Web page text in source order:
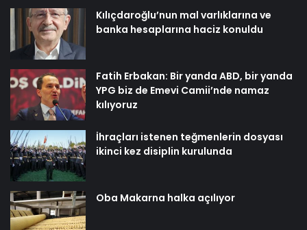
Kılıçdaroğlu’nun mal varlıklarına ve
banka hesaplarına haciz konuldu
Fatih Erbakan: Bir yanda ABD, bir yanda
YPG biz de Emevi Camii’nde namaz
kılıyoruz
İhraçları istenen teğmenlerin dosyası
ikinci kez disiplin kurulunda
Oba Makarna halka açılıyor